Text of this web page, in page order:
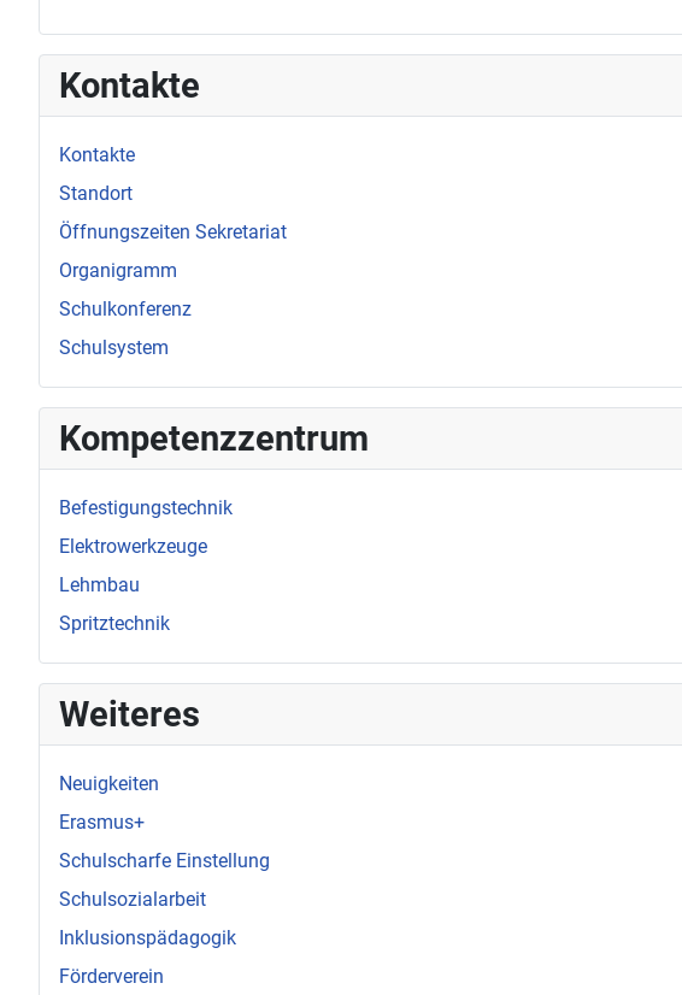
Kontakte
Kontakte
Standort
Öffnungszeiten Sekretariat
Organigramm
Schulkonferenz
Schulsystem
Kompetenzzentrum
Befestigungstechnik
Elektrowerkzeuge
Lehmbau
Spritztechnik
Weiteres
Neuigkeiten
Erasmus+
Schulscharfe Einstellung
Schulsozialarbeit
Inklusionspädagogik
Förderverein